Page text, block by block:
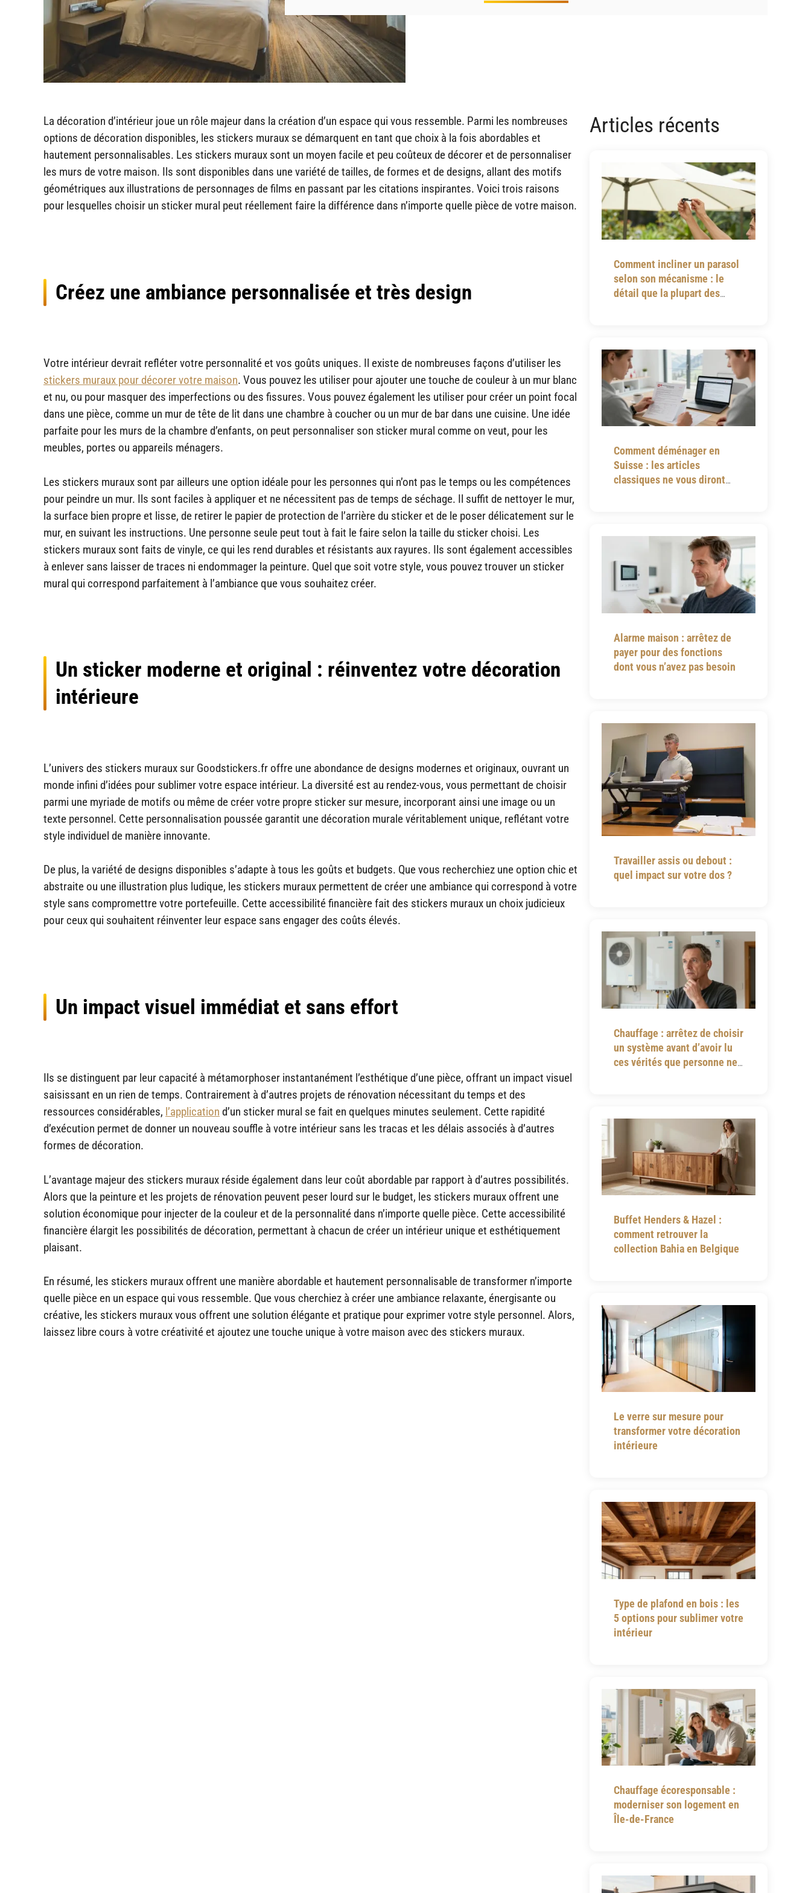
La décoration d’intérieur joue un rôle majeur dans la création d’un espace qui vous ressemble. Parmi les nombreuses
options de décoration disponibles, les stickers muraux se démarquent en tant que choix à la fois abordables et
hautement personnalisables. Les stickers muraux sont un moyen facile et peu coûteux de décorer et de personnaliser
les murs de votre maison. Ils sont disponibles dans une variété de tailles, de formes et de designs, allant des motifs
géométriques aux illustrations de personnages de films en passant par les citations inspirantes. Voici trois raisons
pour lesquelles choisir un sticker mural peut réellement faire la différence dans n’importe quelle pièce de votre maison.
Créez une ambiance personnalisée et très design
Votre intérieur devrait refléter votre personnalité et vos goûts uniques. Il existe de nombreuses façons d’utiliser les
stickers muraux pour décorer votre maison. Vous pouvez les utiliser pour ajouter une touche de couleur à un mur blanc
et nu, ou pour masquer des imperfections ou des fissures. Vous pouvez également les utiliser pour créer un point focal
dans une pièce, comme un mur de tête de lit dans une chambre à coucher ou un mur de bar dans une cuisine. Une idée
parfaite pour les murs de la chambre d’enfants, on peut personnaliser son sticker mural comme on veut, pour les
meubles, portes ou appareils ménagers.
Les stickers muraux sont par ailleurs une option idéale pour les personnes qui n’ont pas le temps ou les compétences
pour peindre un mur. Ils sont faciles à appliquer et ne nécessitent pas de temps de séchage. Il suffit de nettoyer le mur,
la surface bien propre et lisse, de retirer le papier de protection de l’arrière du sticker et de le poser délicatement sur le
mur, en suivant les instructions. Une personne seule peut tout à fait le faire selon la taille du sticker choisi. Les
stickers muraux sont faits de vinyle, ce qui les rend durables et résistants aux rayures. Ils sont également accessibles
à enlever sans laisser de traces ni endommager la peinture. Quel que soit votre style, vous pouvez trouver un sticker
mural qui correspond parfaitement à l’ambiance que vous souhaitez créer.
Un sticker moderne et original : réinventez votre décoration
intérieure
L’univers des stickers muraux sur Goodstickers.fr offre une abondance de designs modernes et originaux, ouvrant un
monde infini d’idées pour sublimer votre espace intérieur. La diversité est au rendez-vous, vous permettant de choisir
parmi une myriade de motifs ou même de créer votre propre sticker sur mesure, incorporant ainsi une image ou un
texte personnel. Cette personnalisation poussée garantit une décoration murale véritablement unique, reflétant votre
style individuel de manière innovante.
De plus, la variété de designs disponibles s’adapte à tous les goûts et budgets. Que vous recherchiez une option chic et
abstraite ou une illustration plus ludique, les stickers muraux permettent de créer une ambiance qui correspond à votre
style sans compromettre votre portefeuille. Cette accessibilité financière fait des stickers muraux un choix judicieux
pour ceux qui souhaitent réinventer leur espace sans engager des coûts élevés.
Un impact visuel immédiat et sans effort
Ils se distinguent par leur capacité à métamorphoser instantanément l’esthétique d’une pièce, offrant un impact visuel
saisissant en un rien de temps. Contrairement à d’autres projets de rénovation nécessitant du temps et des
ressources considérables, l’application d’un sticker mural se fait en quelques minutes seulement. Cette rapidité
d’exécution permet de donner un nouveau souffle à votre intérieur sans les tracas et les délais associés à d’autres
formes de décoration.
L’avantage majeur des stickers muraux réside également dans leur coût abordable par rapport à d’autres possibilités.
Alors que la peinture et les projets de rénovation peuvent peser lourd sur le budget, les stickers muraux offrent une
solution économique pour injecter de la couleur et de la personnalité dans n’importe quelle pièce. Cette accessibilité
financière élargit les possibilités de décoration, permettant à chacun de créer un intérieur unique et esthétiquement
plaisant.
En résumé, les stickers muraux offrent une manière abordable et hautement personnalisable de transformer n’importe
quelle pièce en un espace qui vous ressemble. Que vous cherchiez à créer une ambiance relaxante, énergisante ou
créative, les stickers muraux vous offrent une solution élégante et pratique pour exprimer votre style personnel. Alors,
laissez libre cours à votre créativité et ajoutez une touche unique à votre maison avec des stickers muraux.
Articles récents
Comment incliner un parasol
selon son mécanisme : le
détail que la plupart des
Comment déménager en
Suisse : les articles
classiques ne vous diront
Alarme maison : arrêtez de
payer pour des fonctions
dont vous n’avez pas besoin
Travailler assis ou debout :
quel impact sur votre dos ?
Chauffage : arrêtez de choisir
un système avant d’avoir lu
ces vérités que personne ne
Buffet Henders & Hazel :
comment retrouver la
collection Bahia en Belgique
Le verre sur mesure pour
transformer votre décoration
intérieure
Type de plafond en bois : les
5 options pour sublimer votre
intérieur
Chauffage écoresponsable :
moderniser son logement en
Île-de-France